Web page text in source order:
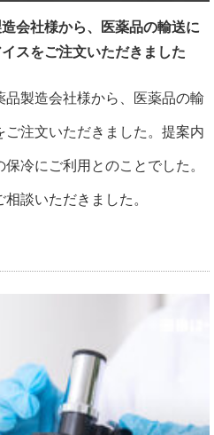
会社様から、医薬品の輸送に
スをご注文いただきました
製造会社様から、医薬品の輸
注文いただきました。提案内
冷にご利用とのことでした。
談いただきました。